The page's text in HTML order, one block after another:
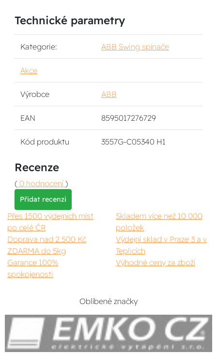
Technické parametry
Kategorie: ABB Swing spínače
Akce
Výrobce ABB
EAN 8595017276729
Kód produktu 3557G-C05340 H1
Recenze
( 0 hodnocení )
Přidat recenzi
Přes 1500 výdejních míst
po celé ČR
Skladem více než 10 000
položek
Doprava nad 2.500 Kč
ZDARMA do 5kg
Výdejní sklad v Praze 3 a v
Teplicích
Garance 100%
spokojenosti
Výhodné ceny za zboží
Oblíbené značky